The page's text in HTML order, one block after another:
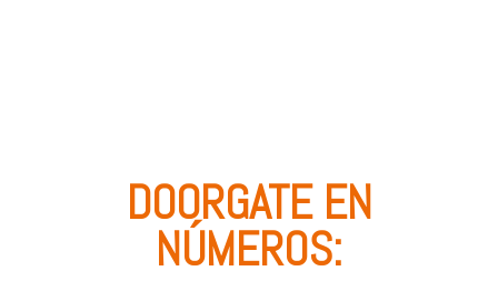
DOORGATE EN
NÚMEROS: